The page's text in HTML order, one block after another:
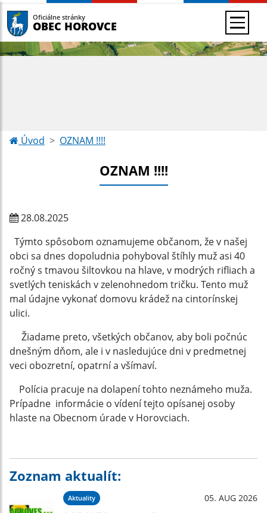
Oficiálne stránky
OBEC HOROVCE
Úvod OZNAM !!!!
OZNAM !!!!
28.08.2025
Týmto spôsobom oznamujeme občanom, že v našej
obci sa dnes dopoludnia pohyboval štíhly muž asi 40
ročný s tmavou šiltovkou na hlave, v modrých rifliach a
svetlých teniskách v zelenohnedom tričku. Tento muž
mal údajne vykonať domovu krádež na cintorínskej
ulici.
Žiadame preto, všetkých občanov, aby boli počnúc
dnešným dňom, ale i v nasledujúce dni v predmetnej
veci obozretní, opatrní a všímaví.
Polícia pracuje na dolapení tohto neznámeho muža.
Prípadne informácie o vídení tejto opísanej osoby
hlaste na Obecnom úrade v Horovciach.
Zoznam aktualít:
Aktuality 05. AUG 2026